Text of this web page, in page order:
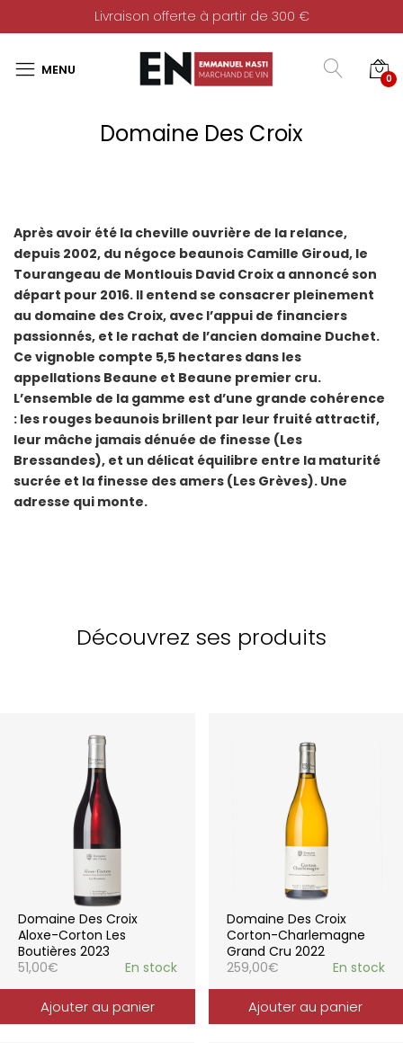
Livraison offerte à partir de 300 €
0
Domaine Des Croix
Après avoir été la cheville ouvrière de la relance,
depuis 2002, du négoce beaunois Camille Giroud, le
Tourangeau de Montlouis David Croix a annoncé son
départ pour 2016. Il entend se consacrer pleinement
au domaine des Croix, avec l’appui de financiers
passionnés, et le rachat de l’ancien domaine Duchet.
Ce vignoble compte 5,5 hectares dans les
appellations Beaune et Beaune premier cru.
L’ensemble de la gamme est d’une grande cohérence
: les rouges beaunois brillent par leur fruité attractif,
leur mâche jamais dénuée de finesse (Les
Bressandes), et un délicat équilibre entre la maturité
sucrée et la finesse des amers (Les Grèves). Une
adresse qui monte.
Découvrez ses produits
Domaine Des Croix
Aloxe-Corton Les
Boutières 2023
51,00€ En stock
Ajouter au panier
Domaine Des Croix
Corton-Charlemagne
Grand Cru 2022
259,00€ En stock
Ajouter au panier